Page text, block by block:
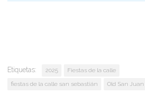
Etiquetas: 2025
Fiestas de la calle
fiestas de la calle san sebastián
Old San Juan